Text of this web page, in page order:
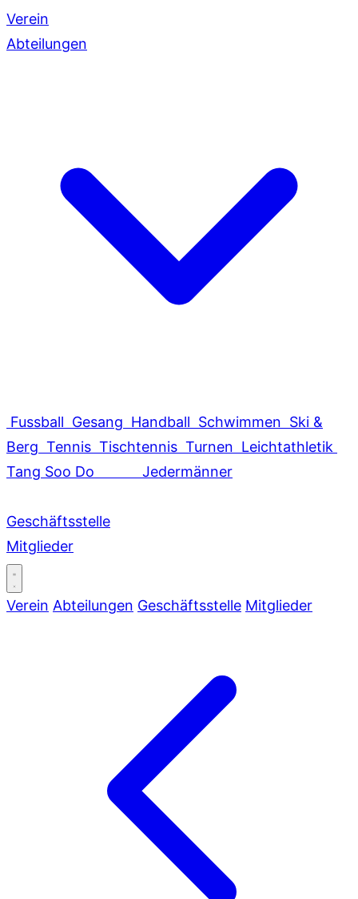
Verein
Abteilungen
Fussball Gesang Handball Schwimmen Ski &
Berg Tennis Tischtennis Turnen Leichtathletik
Tang Soo Do
Jedermänner
Geschäftsstelle
Mitglieder
Verein Abteilungen Geschäftsstelle Mitglieder